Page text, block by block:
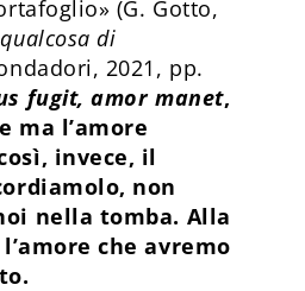
(G. Gotto,
di
2021, pp.
fugit, amor manet,
ma l’amore
invece, il
non
nella tomba. Alla
che avremo